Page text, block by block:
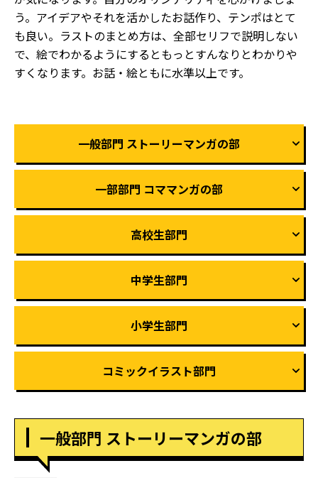
う。アイデアやそれを活かしたお話作り、テンポはとて
も良い。ラストのまとめ方は、全部セリフで説明しない
で、絵でわかるようにするともっとすんなりとわかりや
すくなります。お話・絵ともに水準以上です。
一般部門 ストーリーマンガの部
一部部門 コママンガの部
高校生部門
中学生部門
小学生部門
コミックイラスト部門
一般部門 ストーリーマンガの部